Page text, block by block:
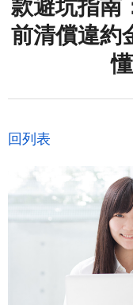
款避坑指南
前清償違約
回列表